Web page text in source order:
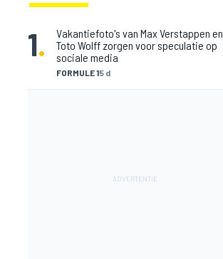
1.
FORMULE 15 d
Vakantiefoto's van Max Verstappen en
Toto Wolff zorgen voor speculatie op
sociale media